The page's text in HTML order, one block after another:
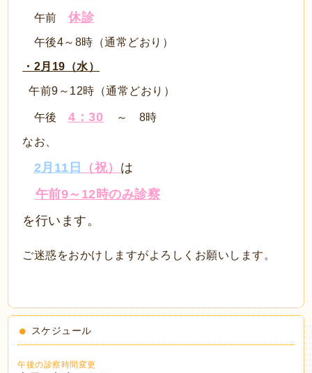
午前休診
午後4～8時（通常どおり）
・2月19（水）
午前9～12時（通常どおり）
午後4：30 ～ 8時
なお、
2月11日 （祝） は
午前9～12時のみ診察
を行います。
ご迷惑をおかけしますがよろしくお願いします。
スケジュール
午後の診察時間変更